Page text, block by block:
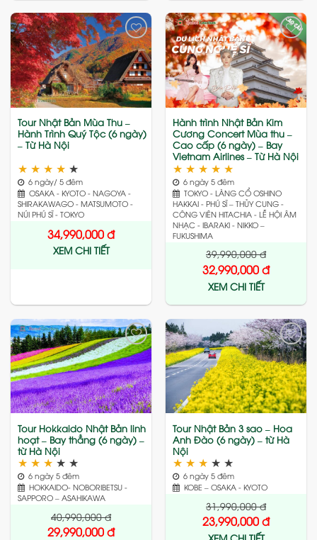
Add
to
wishlist
Tour Nhật Bản Mùa Thu –
Hành Trình Quý Tộc (6 ngày)
– Từ Hà Nội
★ ★ ★ ★ ★
6 ngày/ 5 đêm
OSAKA - KYOTO - NAGOYA -
SHIRAKAWAGO - MATSUMOTO -
NÚI PHÚ SĨ - TOKYO
34,990,000đ
XEM CHI TIẾT
Add
to
wishlist
Hành trình Nhật Bản Kim
Cương Concert Mùa thu –
Cao cấp (6 ngày) – Bay
Vietnam Airlines – Từ Hà Nội
★ ★ ★ ★ ★
6 ngày 5 đêm
TOKYO - LÀNG CỔ OSHINO
HAKKAI - PHÚ SĨ – THỦY CUNG -
CÔNG VIÊN HITACHIA - LỄ HỘI ÂM
NHẠC - IBARAKI - NIKKO –
FUKUSHIMA
39,990,000đ
32,990,000đ
XEM CHI TIẾT
Add
to
wishlist
Tour Hokkaido Nhật Bản linh
hoạt – Bay thẳng (6 ngày) –
từ Hà Nội
★ ★ ★ ★ ★
6 ngày 5 đêm
HOKKAIDO- NOBORIBETSU -
SAPPORO – ASAHIKAWA
40,990,000đ
29,990,000đ
Add
to
wishlist
Tour Nhật Bản 3 sao – Hoa
Anh Đào (6 ngày) – từ Hà
Nội
★ ★ ★ ★ ★
6 ngày 5 đêm
KOBE – OSAKA - KYOTO
31,990,000đ
23,990,000đ